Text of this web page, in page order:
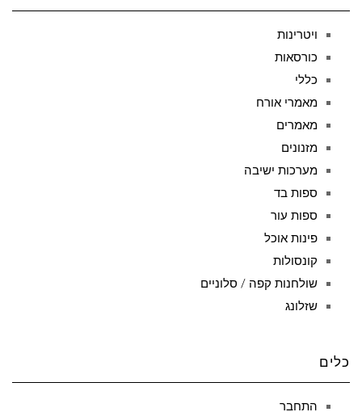
ויטרינות
כורסאות
כללי
מאמרי אורח
מאמרים
מזנונים
מערכות ישיבה
ספות בד
ספות עור
פינות אוכל
קונסולות
שולחנות קפה / סלוניים
שזלונג
כלים
התחבר